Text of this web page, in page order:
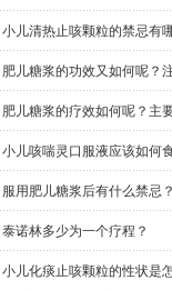
小儿清热止咳颗粒的禁忌有
肥儿糖浆的功效又如何呢？
肥儿糖浆的疗效如何呢？主
小儿咳喘灵口服液应该如何
服用肥儿糖浆后有什么禁忌
泰诺林多少为一个疗程？
小儿化痰止咳颗粒的性状是